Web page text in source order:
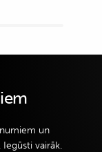
un
vairāk.